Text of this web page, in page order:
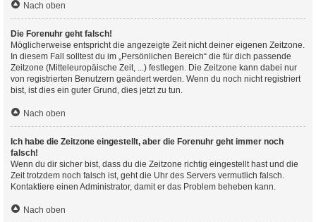
Nach oben
Die Forenuhr geht falsch!
Möglicherweise entspricht die angezeigte Zeit nicht deiner eigenen Zeitzone.
In diesem Fall solltest du im „Persönlichen Bereich“ die für dich passende
Zeitzone (Mitteleuropäische Zeit, ...) festlegen. Die Zeitzone kann dabei nur
von registrierten Benutzern geändert werden. Wenn du noch nicht registriert
bist, ist dies ein guter Grund, dies jetzt zu tun.
Nach oben
Ich habe die Zeitzone eingestellt, aber die Forenuhr geht immer noch
falsch!
Wenn du dir sicher bist, dass du die Zeitzone richtig eingestellt hast und die
Zeit trotzdem noch falsch ist, geht die Uhr des Servers vermutlich falsch.
Kontaktiere einen Administrator, damit er das Problem beheben kann.
Nach oben